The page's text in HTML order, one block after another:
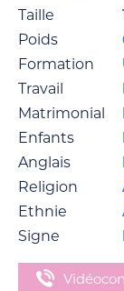
Taille
Poids
Formation
Travail
Matrimonial
Enfants
Anglais
Religion
Ethnie
Signe